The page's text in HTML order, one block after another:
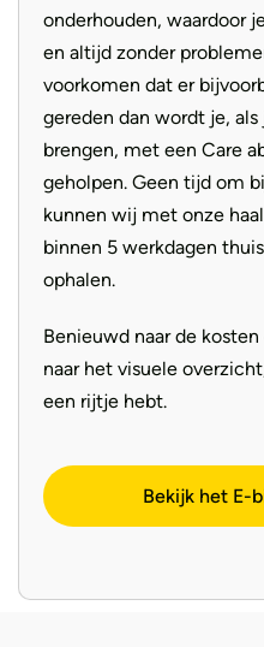
onderhouden, waardoor
en altijd zonder
voorkomen dat er
gereden dan wordt je,
brengen, met een Care
geholpen. Geen tijd om
kunnen wij met onze
binnen 5 werkdagen
ophalen.
Benieuwd naar de
naar het visuele
een rijtje hebt.
Bekijk het E-